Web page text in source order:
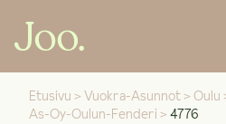
Etusivu > Vuokra-Asunnot > Oulu
As-Oy-Oulun-Fenderi > 4776